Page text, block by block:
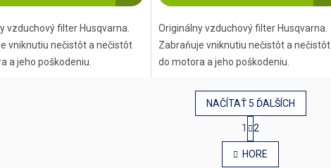
vzduchový filter Husqvarna.
vniknutiu nečistôt a nečistôt
a jeho poškodeniu.
Originálny vzduchový filter Husqvarna.
Zabraňuje vniknutiu nečistôt a nečistôt
do motora a jeho poškodeniu.
O
v
l
NAČÍTAŤ 5 ĎALŠÍCH
S
t
r
á
1 2
HORE